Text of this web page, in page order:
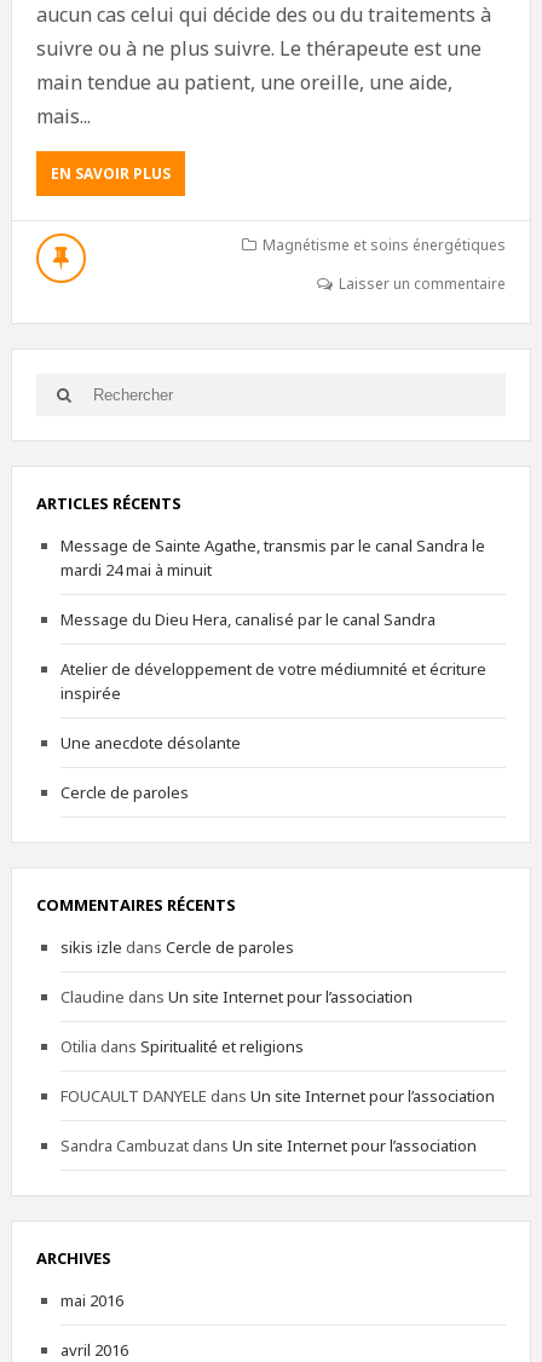
aucun cas celui qui décide des ou du traitements à
suivre ou à ne plus suivre. Le thérapeute est une
main tendue au patient, une oreille, une aide,
mais...
EN SAVOIR PLUS
Magnétisme et soins énergétiques
Laisser un commentaire
ARTICLES RÉCENTS
Message de Sainte Agathe, transmis par le canal Sandra le
mardi 24 mai à minuit
Message du Dieu Hera, canalisé par le canal Sandra
Atelier de développement de votre médiumnité et écriture
inspirée
Une anecdote désolante
Cercle de paroles
COMMENTAIRES RÉCENTS
sikis izle dans Cercle de paroles
Claudine dans Un site Internet pour l’association
Otilia dans Spiritualité et religions
FOUCAULT DANYELE dans Un site Internet pour l’association
Sandra Cambuzatdans Un site Internet pour l’association
ARCHIVES
mai 2016
avril 2016